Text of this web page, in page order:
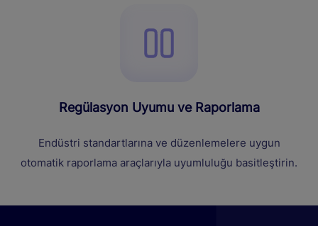
Regülasyon Uyumu ve Raporlama
Endüstri standartlarına ve düzenlemelere uygun
otomatik raporlama araçlarıyla uyumluluğu basitleştirin.